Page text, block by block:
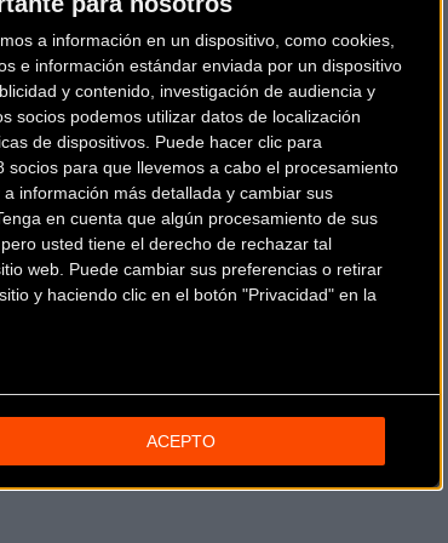
a información en un dispositivo, como cookies,
e información estándar enviada por un dispositivo
y contenido, investigación de audiencia y
socios podemos utilizar datos de localización
de dispositivos. Puede hacer clic para
para que llevemos a cabo el procesamiento
información más detallada y cambiar sus
en cuenta que algún procesamiento de sus
usted tiene el derecho de rechazar tal
web. Puede cambiar sus preferencias o retirar
y haciendo clic en el botón "Privacidad" en la
ACEPTO